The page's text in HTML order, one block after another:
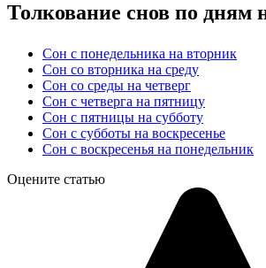
Толкование снов по дням
Сон с понедельника на вторник
Сон со вторника на среду
Сон со среды на четверг
Сон с четверга на пятницу
Сон с пятницы на субботу
Сон с субботы на воскресенье
Сон с воскресенья на понедельник
Оцените статью